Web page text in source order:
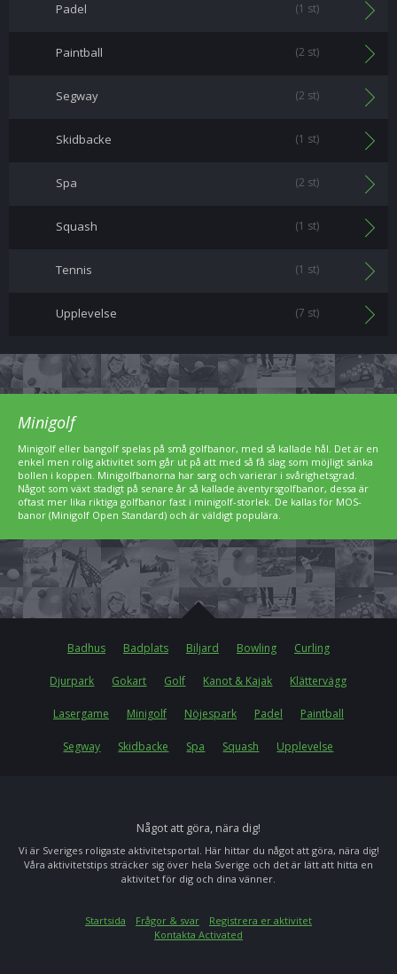
Padel (1 st)
Paintball (2 st)
Segway (2 st)
Skidbacke (1 st)
Spa (2 st)
Squash (1 st)
Tennis (1 st)
Upplevelse (7 st)
Minigolf
Minigolf eller bangolf spelas på små golfbanor, med så kallade hål. Det är en
enkel men rolig aktivitet som går ut på att med så få slag som möjligt sänka
bollen i koppen. Minigolfbanorna har sarg och varierar i svårighetsgrad.
Något som växt stadigt på senare år så kallade äventyrsgolfbanor, dessa är
oftast mer lika riktiga golfbanor fast i minigolf-storlek. De kallas för MOS-
banor (Minigolf Open Standard) och är väldigt populära.
Badhus Badplats Biljard Bowling Curling
Djurpark Gokart Golf Kanot & Kajak Klättervägg
Lasergame Minigolf Nöjespark Padel Paintball
Segway Skidbacke Spa Squash Upplevelse
Något att göra, nära dig!
Vi är Sveriges roligaste aktivitetsportal. Här hittar du något att göra, nära dig!
Våra aktivitetstips sträcker sig över hela Sverige och det är lätt att hitta en
aktivitet för dig och dina vänner.
Startsida Frågor & svar
Registrera er aktivitet
Kontakta Activated